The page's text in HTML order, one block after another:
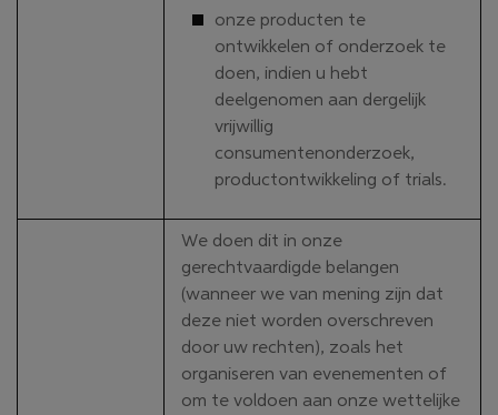
onze producten te
ontwikkelen of onderzoek te
doen, indien u hebt
deelgenomen aan dergelijk
vrijwillig
consumentenonderzoek,
productontwikkeling of trials.
We doen dit in onze
gerechtvaardigde belangen
(wanneer we van mening zijn dat
deze niet worden overschreven
door uw rechten), zoals het
organiseren van evenementen of
om te voldoen aan onze wettelijke